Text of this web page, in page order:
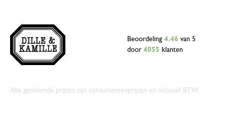
Beoordeling 4.46 van 5
door 4055 klanten
Alle genoemde prijzen zijn consumentenprijzen en inclusief BTW.